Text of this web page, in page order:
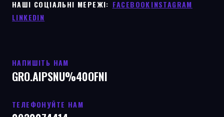
НАШІ СОЦІАЛЬНІ МЕРЕЖІ: ㅤ FACEBOOKINSTAGRAM
LINKEDIN
НАПИШІТЬ НАМ
GRO.AIPSNU%40OFNI
ТЕЛЕФОНУЙТЕ НАМ